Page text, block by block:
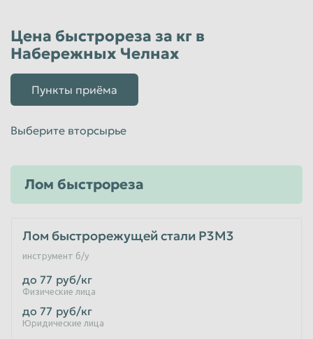
Цена быстрореза за кг в
Набережных Челнах
Пункты приёма
Выберите вторсырье
Лом быстрореза
Лом быстрорежущей стали Р3М3
инструмент б/у
Физические лица
до 77 руб/кг
Юридические лица
до 77 руб/кг